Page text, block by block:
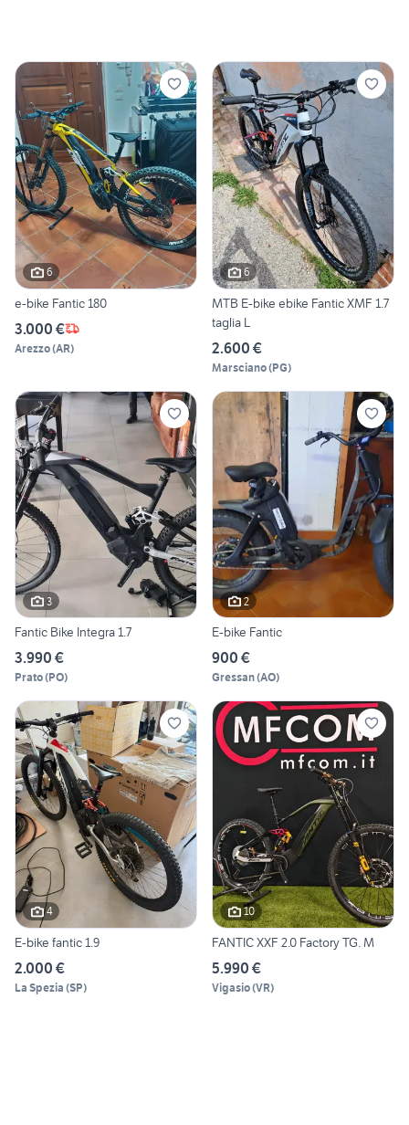
6
e-bike Fantic 180
3.000 €
Arezzo(AR)
6
MTB E-bike ebike Fantic XMF 1.7
taglia L
2.600 €
Marsciano(PG)
3
Fantic Bike Integra 1.7
3.990 €
Prato(PO)
2
E-bike Fantic
900 €
Gressan(AO)
4
E-bike fantic 1.9
2.000 €
La Spezia (SP)
10
FANTIC XXF 2.0 Factory TG. M
5.990 €
Vigasio(VR)